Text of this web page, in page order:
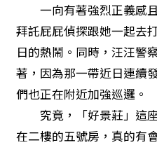
一向有著強烈正義感且
拜託屁屁偵探跟她一起去
日的熱鬧。同時，汪汪警
著，因為那一帶近日連續
們也正在附近加強巡邏。
究竟，「好景莊」這座
在二樓的五號房，真的有